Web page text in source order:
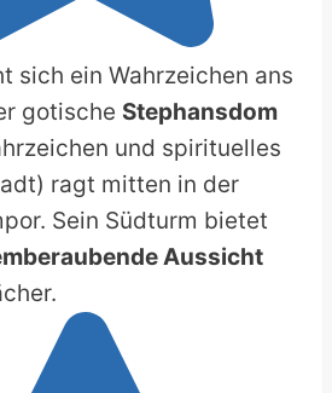
sich ein Wahrzeichen ans
gotische Stephansdom
und spirituelles
ragt mitten in der
Sein Südturm bietet
Aussicht